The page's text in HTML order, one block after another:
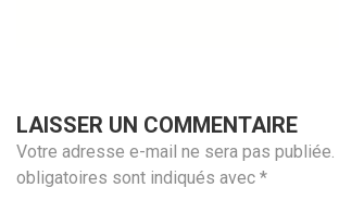
LAISSER UN COMMENTAIRE
Votre adresse e-mail ne sera pas publiée.
obligatoires sont indiqués avec *